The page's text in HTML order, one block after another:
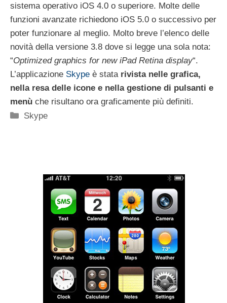
sistema operativo iOS 4.0 o superiore. Molte delle
funzioni avanzate richiedono iOS 5.0 o successivo per
poter funzionare al meglio. Molto breve l’elenco delle
novità della versione 3.8 dove si legge una sola nota:
“Optimized graphics for new iPad Retina display“.
L’applicazione Skype è stata rivista nelle grafica,
nella resa delle icone e nella gestione di pulsanti e
menù che risultano ora graficamente più definiti.
Categorie
Skype